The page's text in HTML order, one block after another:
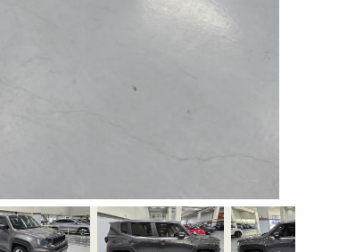
Farol De Neblina
Para-Choques Na Cor Do
Vidros Elétricos Nas 4P